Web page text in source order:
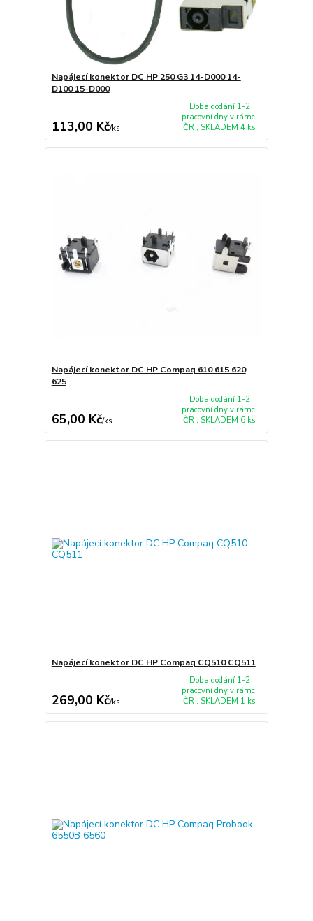
Napájecí konektor DC HP 250 G3 14-D000 14-
D100 15-D000
113,00 Kč/ks
Doba dodání 1-2
pracovní dny v rámci
ČR , SKLADEM 4 ks
Napájecí konektor DC HP Compaq 610 615 620
625
65,00 Kč/ks
Doba dodání 1-2
pracovní dny v rámci
ČR , SKLADEM 6 ks
Napájecí konektor DC HP Compaq CQ510 CQ511
269,00 Kč/ks
Doba dodání 1-2
pracovní dny v rámci
ČR , SKLADEM 1 ks